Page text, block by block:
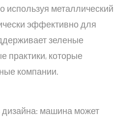
используя металлический
эффективно для
зеленые
практики, которые
компании.
дизайна: машина может